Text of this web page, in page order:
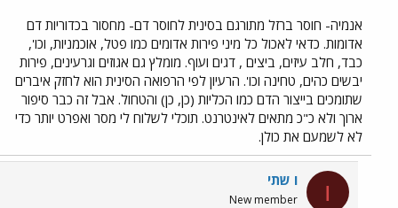
אנמיה- חוסר ברזל מתורגם בסינית לחוסר דם- מחסור בכדוריות דם
אדומות. כדאי לאכול כל מיני פירות אדומים כמו פטל, אוכמניות, וכו',
כבד, חלב עיזים, ביצים , דגים ועוף. מומלץ גם אגוזים וגרעינים, פירות
יבשים כהים, טחינה וכו'. הרעיון לפי הרפואה הסינית הוא לחזק איברים
שתומכים בייצור הדם כמו הכליות (כן, כן) והטחול. אבל זה כבר סיפור
ארוך ולא כ"כ מתאים לאינטרנט. תוכלי לשלוח לי מסר ואפרט יותר כדי
לא לשמעם את כולן.
ו ו שתי
New member